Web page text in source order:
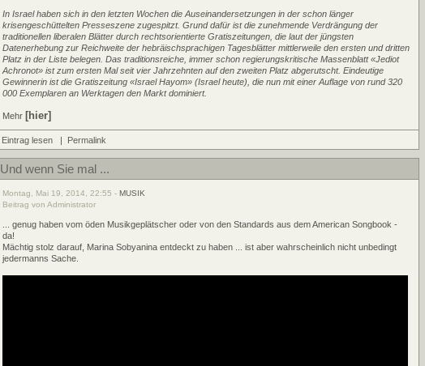
In Israel haben sich in den letzten Wochen die Auseinandersetzungen in der schon länger
krisengeschüttelten Presseszene zugespitzt. Grund dafür ist die zunehmende Verdrängung der
traditionellen liberalen Blätter durch rechtsorientierte Gratiszeitungen, die laut der jüngsten
Datenerhebung zur Reichweite der hebräischsprachigen Tagesblätter mittlerweile den ersten und dritten
Platz in der Liste belegen. Das traditionsreiche, immer schon regierungskritische Massenblatt «Jediot
Achronot» ist zum ersten Mal seit vier Jahrzehnten auf den zweiten Platz abgerutscht. Eindeutige
Gewinnerin ist die Gratiszeitung «Israel Hayom» (Israel heute), die nun mit einer Auflage von rund 320
000 Exemplaren an Werktagen den Markt dominiert.
Mehr [hier]
Eintrag lesen | Permalink
Und wenn Sie mal ...
Montag, Mai 19, 2014, 22:55 - MUSIK
Beitrag von Administrator
... genug haben vom öden Musikgeplätscher oder von den Standards aus dem American Songbook -
da!
Mächtig stolz darauf, Marina Sobyanina entdeckt zu haben ... ist aber wahrscheinlich nicht unbedingt
jedermanns Sache.